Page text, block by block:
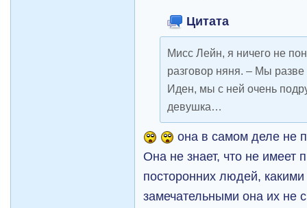
Цитата
Мисс Лейн, я ничего не
разговор няня. – Мы
Иден, мы с ней очень
девушка…
она в самом деле не
Она не знает, что не имеет
посторонних людей,
замечательными она их не